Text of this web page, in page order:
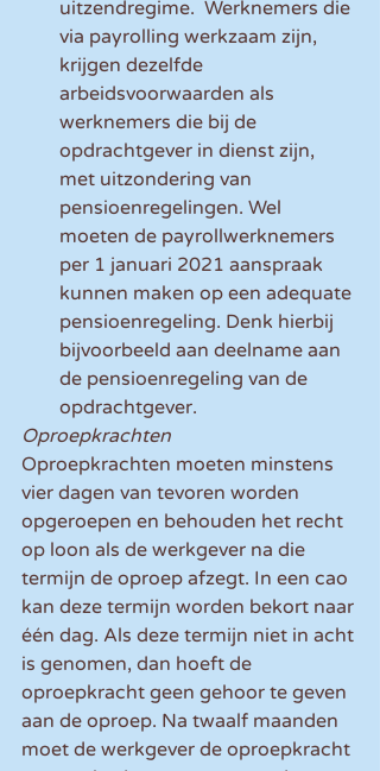
uitzendregime.  Werknemers die
via payrolling werkzaam zijn,
krijgen dezelfde
arbeidsvoorwaarden als
werknemers die bij de
opdrachtgever in dienst zijn,
met uitzondering van
pensioenregelingen. Wel
moeten de payrollwerknemers
per 1 januari 2021 aanspraak
kunnen maken op een adequate
pensioenregeling. Denk hierbij
bijvoorbeeld aan deelname aan
de pensioenregeling van de
opdrachtgever.
Oproepkrachten
Oproepkrachten moeten minstens
vier dagen van tevoren worden
opgeroepen en behouden het recht
op loon als de werkgever na die
termijn de oproep afzegt. In een cao
kan deze termijn worden bekort naar
één dag. Als deze termijn niet in acht
is genomen, dan hoeft de
oproepkracht geen gehoor te geven
aan de oproep. Na twaalf maanden
moet de werkgever de oproepkracht